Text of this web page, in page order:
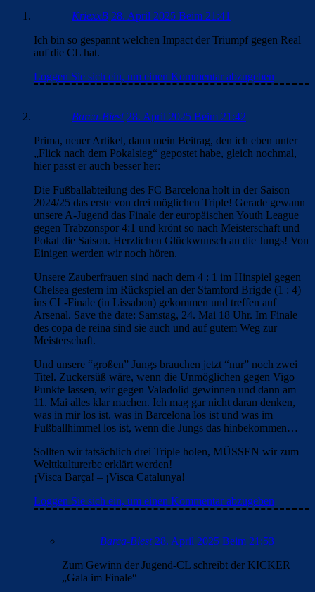
KriexxB 28. April 2025 Beim 21:41
Ich bin so gespannt welchen Impact der Triumpf gegen Real
auf die CL hat.
Loggen Sie sich ein, um einen Kommentar abzugeben
Barca-Biest 28. April 2025 Beim 21:42
Prima, neuer Artikel, dann mein Beitrag, den ich eben unter
„Flick nach dem Pokalsieg“ gepostet habe, gleich nochmal,
hier passt er auch besser her:
Die Fußballabteilung des FC Barcelona holt in der Saison
2024/25 das erste von drei möglichen Triple! Gerade gewann
unsere A-Jugend das Finale der europäischen Youth League
gegen Trabzonspor 4:1 und krönt so nach Meisterschaft und
Pokal die Saison. Herzlichen Glückwunsch an die Jungs! Von
Einigen werden wir noch hören.
Unsere Zauberfrauen sind nach dem 4 : 1 im Hinspiel gegen
Chelsea gestern im Rückspiel an der Stamford Brigde (1 : 4)
ins CL-Finale (in Lissabon) gekommen und treffen auf
Arsenal. Save the date: Samstag, 24. Mai 18 Uhr. Im Finale
des copa de reina sind sie auch und auf gutem Weg zur
Meisterschaft.
Und unsere “großen” Jungs brauchen jetzt “nur” noch zwei
Titel. Zuckersüß wäre, wenn die Unmöglichen gegen Vigo
Punkte lassen, wir gegen Valadolid gewinnen und dann am
11. Mai alles klar machen. Ich mag gar nicht daran denken,
was in mir los ist, was in Barcelona los ist und was im
Fußballhimmel los ist, wenn die Jungs das hinbekommen…
Sollten wir tatsächlich drei Triple holen, MÜSSEN wir zum
Welttkulturerbe erklärt werden!
¡Visca Barça! – ¡Visca Catalunya!
Loggen Sie sich ein, um einen Kommentar abzugeben
Barca-Biest 28. April 2025 Beim 21:53
Zum Gewinn der Jugend-CL schreibt der KICKER
„Gala im Finale“